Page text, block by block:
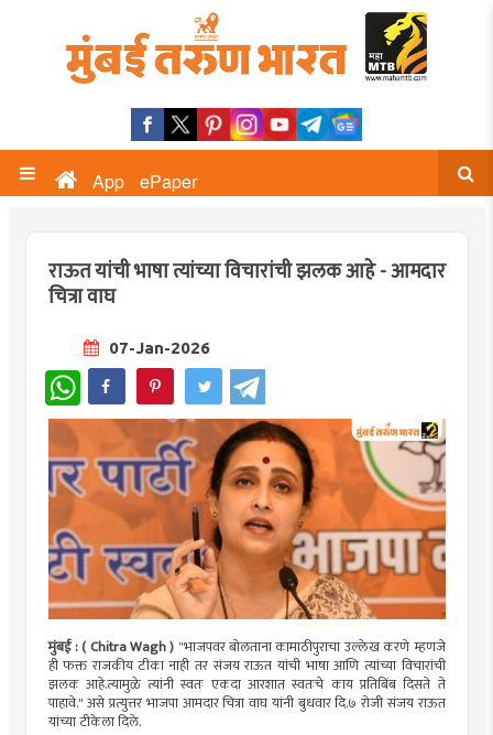
App ePaper
राऊत यांची भाषा त्यांच्या विचारांची झलक आहे - आमदार
चित्रा वाघ
07-Jan-2026
WhatsApp
मुंबई : ( Chitra Wagh ) "भाजपवर बोलताना कामाठीपुराचा उल्लेख करणे म्हणजे
ही फक्त राजकीय टीका नाही तर संजय राऊत यांची भाषा आणि त्यांच्या विचारांची
झलक आहे.त्यामुळे त्यांनी स्वतः एकदा आरशात स्वतःचे काय प्रतिबिंब दिसते ते
पाहावे." असे प्रत्युत्तर भाजपा आमदार चित्रा वाघ यांनी बुधवार दि.७ रोजी संजय राऊत
यांच्या टीकेला दिले.